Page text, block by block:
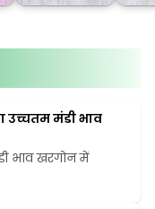
मंडी भाव
भाव खरगोन में